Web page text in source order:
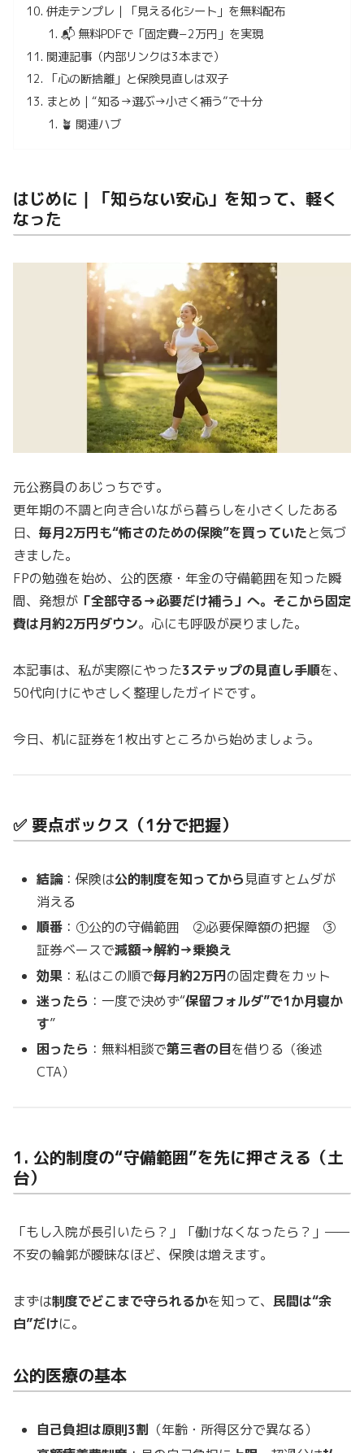
併走テンプレ｜「見える化シート」を無料配布
📬 無料PDFで「固定費−2万円」を実現
関連記事（内部リンクは3本まで）
「心の断捨離」と保険見直しは双子
まとめ｜“知る→選ぶ→小さく補う”で十分
🪴 関連ハブ
はじめに｜「知らない安心」を知って、軽く
なった
元公務員のあじっちです。
更年期の不調と向き合いながら暮らしを小さくしたある
日、 毎月2万円も“怖さのための保険”を買っていたと気づ
きました。
FPの勉強を始め、公的医療・年金の守備範囲を知った瞬
間、発想が 「全部守る→必要だけ補う」へ。そこから固定
費は月約2万円ダウン。心にも呼吸が戻りました。
本記事は、私が実際にやった3ステップの見直し手順を、
50代向けにやさしく整理したガイドです。
今日、机に証券を1枚出すところから始めましょう。
✅ 要点ボックス（1分で把握）
結論：保険は公的制度を知ってから見直すとムダが
消える
順番 ：①公的の守備範囲 ②必要保障額の把握 ③
証券ベースで減額→解約→乗換え
効果 ：私はこの順で毎月約2万円の固定費をカット
迷ったら ：一度で決めず“保留フォルダ”で1か月寝か
す”
困ったら ：無料相談で第三者の目を借りる（後述
CTA）
1. 公的制度の“守備範囲”を先に押さえる（土
台）
「もし入院が長引いたら？」「働けなくなったら？」——
不安の輪郭が曖昧なほど、保険は増えます。
まずは制度でどこまで守られるかを知って、 民間は“余
白”だけに。
公的医療の基本
自己負担は原則3割 （年齢・所得区分で異なる）